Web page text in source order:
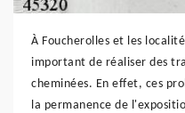
À Foucherolles et les
important de réaliser des
cheminées. En effet, ces
la permanence de